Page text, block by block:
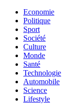
Economie
Politique
Sport
Société
Culture
Monde
Santé
Technologie
Automobile
Science
Lifestyle